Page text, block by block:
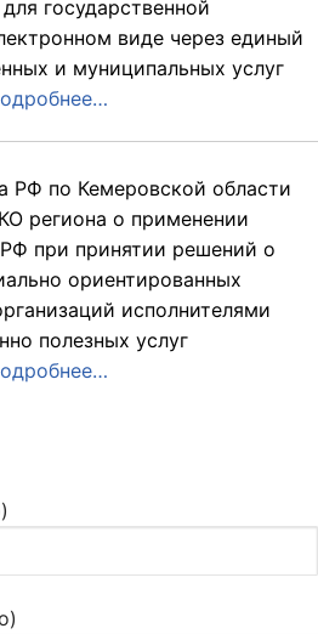
государственной
виде через единый
и муниципальных услуг
РФ по Кемеровской области
региона о применении
РФ при принятии решений о
ориентированных
исполнителями
полезных услуг